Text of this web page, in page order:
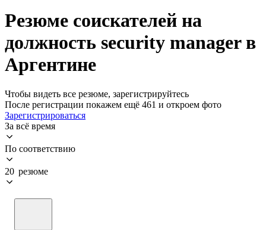
Резюме соискателей на
должность security manager в
Аргентине
Чтобы видеть все резюме, зарегистрируйтесь
После регистрации покажем ещё 461 и откроем фото
Зарегистрироваться
За всё время
По соответствию
20 резюме